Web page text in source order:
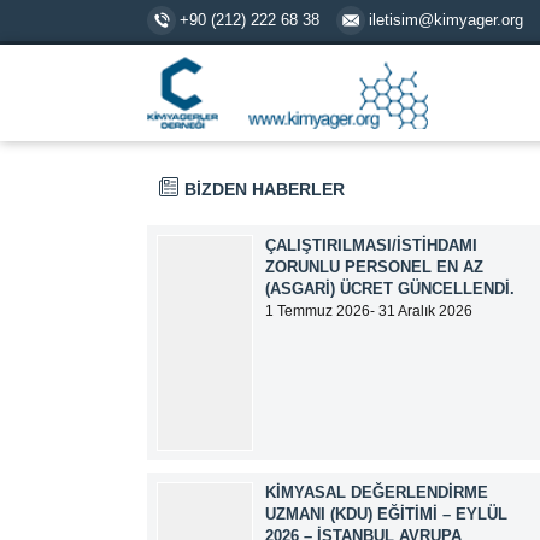
+90 (212) 222 68 38 iletisim@kimyager.org
BİZDEN HABERLER
ÇALIŞTIRILMASI/İSTIHDAMI
ZORUNLU PERSONEL EN AZ
(ASGARI) ÜCRET GÜNCELLENDI.
1 Temmuz 2026- 31 Aralık 2026
KIMYASAL DEĞERLENDIRME
UZMANI (KDU) EĞITIMI – EYLÜL
2026 – İSTANBUL AVRUPA